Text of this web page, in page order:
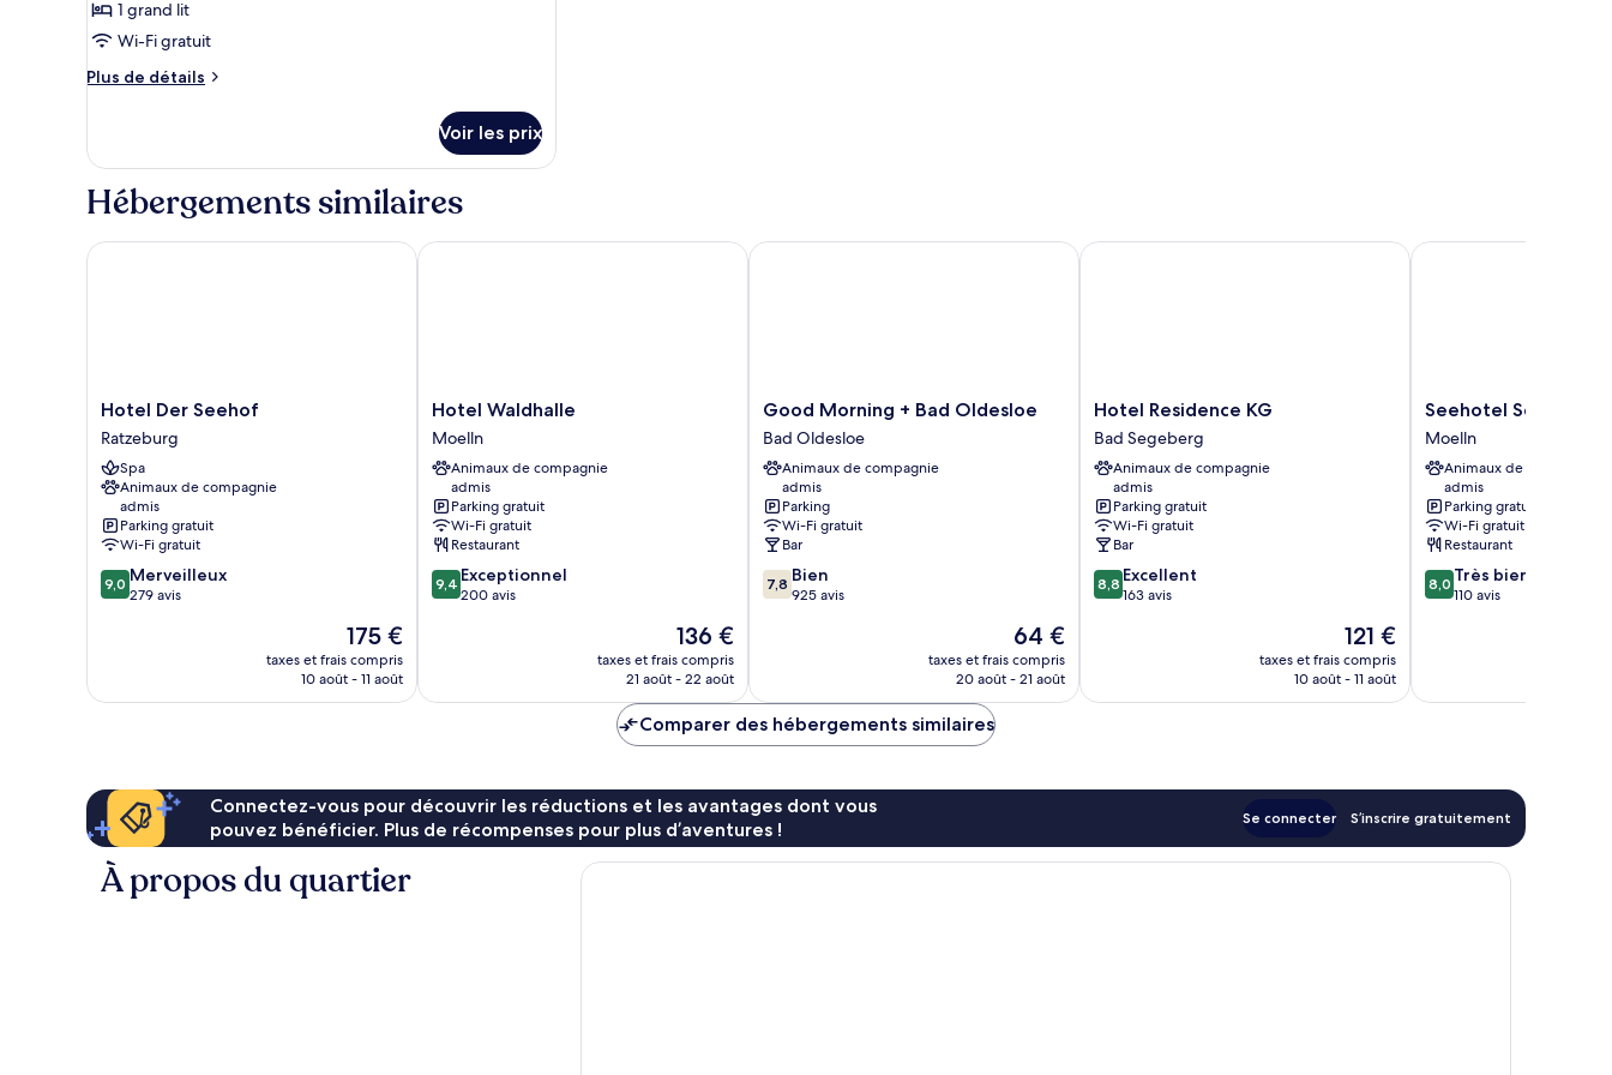
pour
ce
type
de
Chambre
Double
Supérieure
1 grand lit
Wi-Fi gratuit
Plus de détails
Plus
le
type
de
Chambre
Voir les prix
Hébergements similaires
Hotel
Der
Seehof
Ratzeburg
Hotel Der Seehof
Ratzeburg
Spa
Animaux de compagnie
admis
Parking gratuit
Wi-Fi gratuit
9.0
sur
9,0 Merveilleux
279 avis
Le
nouveau
prix
175 €
taxes et frais compris
10 août - 11 août
Hotel Der Seehof
Hotel
Waldhalle
Moelln
Hotel Waldhalle
Moelln
Animaux de compagnie
admis
Parking gratuit
Wi-Fi gratuit
Restaurant
9.4
sur
9,4 Exceptionnel
200 avis
Le
nouveau
prix
de
136 €
136 €
taxes et frais compris
21 août - 22 août
Hotel Waldhalle
Good
Morning
+
Bad
Oldesloe
Bad
Oldesloe
Good Morning + Bad Oldesloe
Bad Oldesloe
Animaux de compagnie
admis
Parking
Wi-Fi gratuit
Bar
7.8
sur
7,8 Bien
925 avis
Le
nouveau
prix
64 €
taxes et frais compris
20 août - 21 août
Good Morning + Bad Oldesloe
Hotel
Residence
KG
Bad
Segeberg
Hotel Residence KG
Bad Segeberg
Animaux de compagnie
admis
Parking gratuit
Wi-Fi gratuit
Bar
8.8
sur
8,8 Excellent
163 avis
Le
nouveau
prix
121 €
taxes et frais compris
10 août - 11 août
Hotel Residence KG
Seehotel
Schwanenhof
Moelln
Seehotel
Moelln
Animaux de compagnie
admis
Parking gratuit
Wi-Fi gratuit
Restaurant
8.0
sur
8,0 Très bien
110 avis
Seehotel Schwanenhof
Comparer des hébergements similaires
Connectez-vous pour découvrir les réductions et les avantages dont vous
pouvez bénéficier. Plus de récompenses pour plus d’aventures !
Se connecter S’inscrire gratuitement
À propos du quartier